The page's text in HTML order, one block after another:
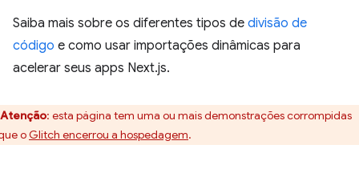
Saiba mais sobre os diferentes tipos de divisão de
código e como usar importações dinâmicas para
acelerar seus apps Next.js.
Atenção: esta página tem uma ou mais demonstrações corrompidas
oGlitch encerrou a hospedagem.